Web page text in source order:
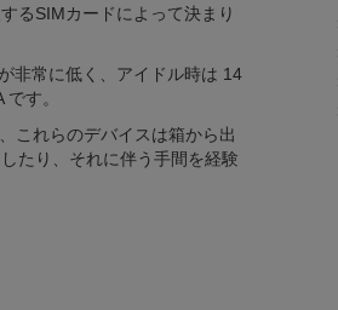
るSIMカードによって決まり
非常に低く、アイドル時は 14
す。
これらのデバイスは箱から出
たり、それに伴う手間を経験